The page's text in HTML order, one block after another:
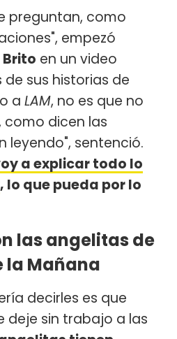
preguntan, como
empezó
en un video
sus historias de
a LAM, no es que no
como dicen las
leyendo", sentenció.
a explicar todo lo
, lo que pueda por lo
las angelitas de
la Mañana
decirles es que
deje sin trabajo a las